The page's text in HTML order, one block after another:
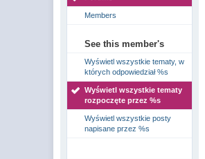
Members
See this member's
Wyświetl wszystkie tematy, w
których odpowiedział %s
Wyświetl wszystkie tematy
rozpoczęte przez %s
Wyświetl wszystkie posty
napisane przez %s